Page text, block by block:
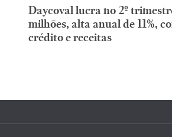
Daycoval lucra no 2º
milhões, alta anual de 11%,
crédito e receitas